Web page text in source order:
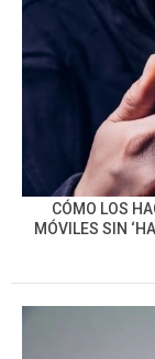
CÓMO LOS
MÓVILES SIN